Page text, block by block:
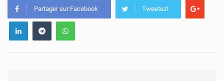
Partager sur Facebook Tweetez!